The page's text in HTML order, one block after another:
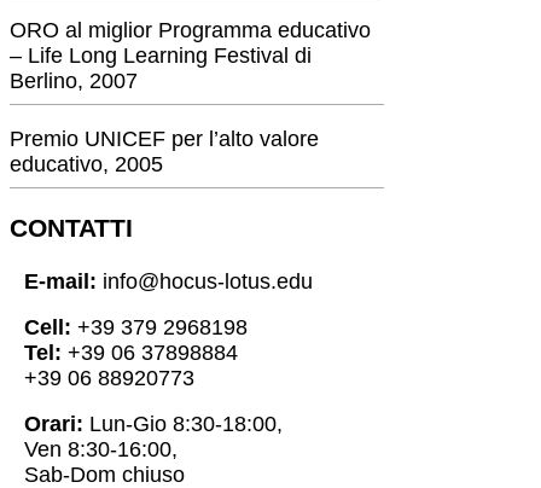
ORO al miglior Programma educativo
– Life Long Learning Festival di
Berlino, 2007
Premio UNICEF per l’alto valore
educativo, 2005
CONTATTI
E-mail: info@hocus-lotus.edu
Cell: +39 379 2968198
Tel: +39 06 37898884
+39 06 88920773
Orari: Lun-Gio 8:30-18:00,
Ven 8:30-16:00,
Sab-Dom chiuso